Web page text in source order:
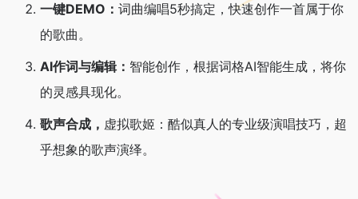
一键DEMO： 词曲编唱5秒搞定，快速创作一首属于你
的歌曲。
AI作词与编辑： 智能创作，根据词格AI智能生成，将你
的灵感具现化。
歌声合成， 虚拟歌姬：酷似真人的专业级演唱技巧，超
乎想象的歌声演绎。